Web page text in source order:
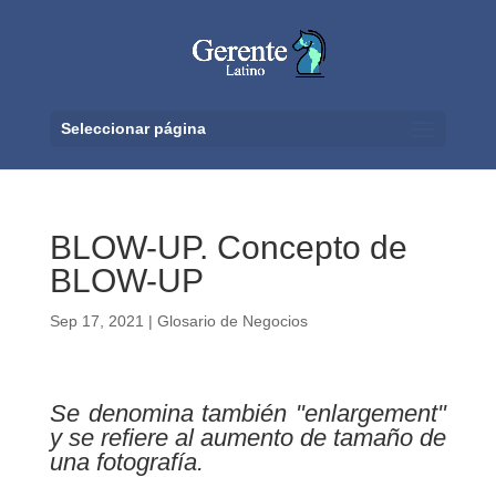
Seleccionar página
BLOW-UP. Concepto de
BLOW-UP
Sep 17, 2021 | Glosario de Negocios
Se denomina también "enlargement"
y se refiere al aumento de tamaño de
una fotografía.